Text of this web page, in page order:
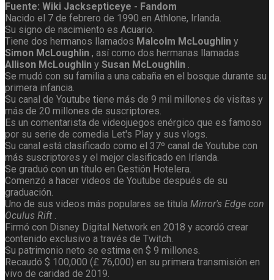
Fuente: Wiki Jacksepticeye - Fandom
Nacido el 7 de febrero de 1990 en Athlone, Irlanda.
Su signo de nacimiento es Acuario.
Tiene dos hermanos llamados Malcolm McLoughlin y
Simon McLoughlin , así como dos hermanas llamadas
Allison McLoughlin y Susan McLoughlin .
Se mudó con su familia a una cabaña en el bosque durante su
primera infancia.
Su canal de Youtube tiene más de 9 mil millones de visitas y
más de 20 millones de suscriptores.
Es un comentarista de videojuegos enérgico que es famoso
por su serie de comedia Let's Play y sus vlogs.
Su canal está clasificado como el 37º canal de Youtube con
más suscriptores y el mejor clasificado en Irlanda.
Se graduó con un título en Gestión Hotelera.
Comenzó a hacer videos de Youtube después de su
graduación.
Uno de sus videos más populares se titula Mirror's Edge con
Oculus Rift .
Firmó con Disney Digital Network en 2018 y acordó crear
contenido exclusivo a través de Twitch.
Su patrimonio neto se estima en $ 9 millones.
Recaudó $ 100,000 (£ 76,000) en su primera transmisión en
vivo de caridad de 2019.